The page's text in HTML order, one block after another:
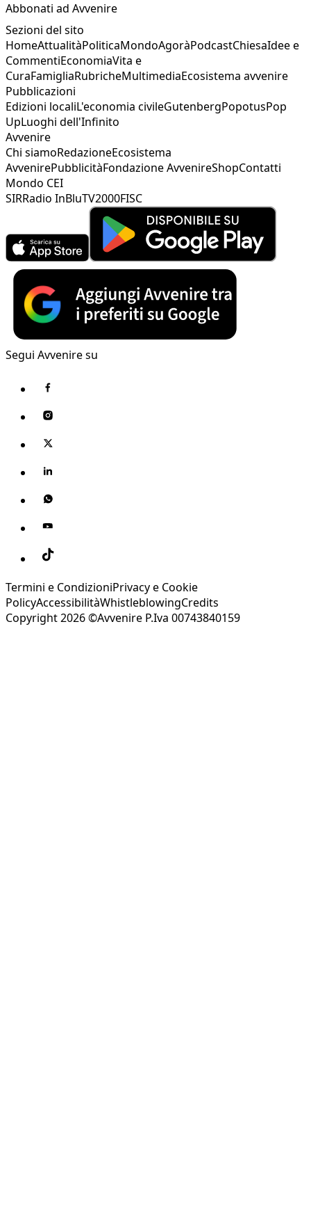
Abbonati ad Avvenire
Sezioni del sito
HomeAttualitàPoliticaMondoAgoràPodcastChiesaIdee e
CommentiEconomiaVita e
CuraFamigliaRubricheMultimediaEcosistema avvenire
Pubblicazioni
Edizioni localiL'economia civileGutenbergPopotusPop
UpLuoghi dell'Infinito
Avvenire
Chi siamoRedazioneEcosistema
AvvenirePubblicitàFondazione AvvenireShopContatti
Mondo CEI
SIRRadio InBluTV2000FISC
Segui Avvenire su
Termini e CondizioniPrivacy e Cookie
PolicyAccessibilitàWhistleblowingCredits
Copyright 2026 ©Avvenire P.Iva 00743840159